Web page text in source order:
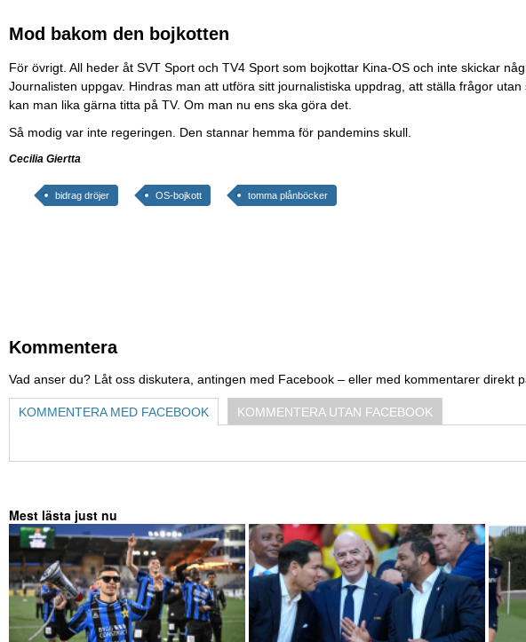
Mod bakom den bojkotten
För övrigt. All heder åt SVT Sport och TV4 Sport som bojkottar Kina-OS och inte skickar
Journalisten uppgav. Hindras man att utföra sitt journalistiska uppdrag, att ställa frågor
kan man lika gärna titta på TV. Om man nu ens ska göra det.
Så modig var inte regeringen. Den stannar hemma för pandemins skull.
Cecilia Giertta
bidrag dröjer OS-bojkott tomma plånböcker
Kommentera
Vad anser du? Låt oss diskutera, antingen med Facebook – eller med kommentarer direkt
KOMMENTERA MED FACEBOOK KOMMENTERA UTAN FACEBOOK
Mest lästa just nu